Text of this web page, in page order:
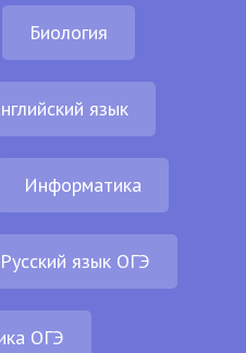
Биология
язык
Информатика
Русский язык ОГЭ
ОГЭ